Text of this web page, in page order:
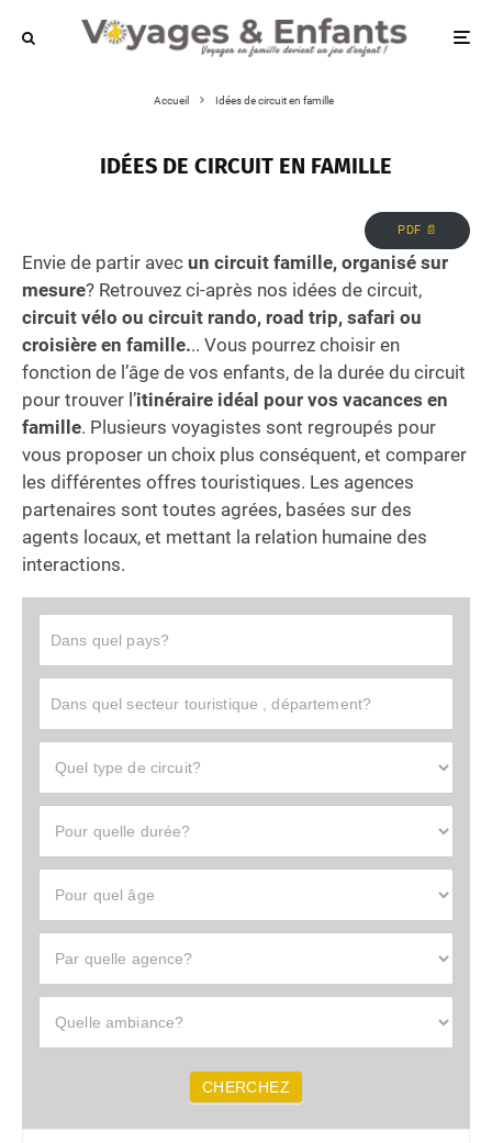
Accueil Idées de circuit en famille
IDÉES DE CIRCUIT EN FAMILLE
PDF 📄
Envie de partir avec un circuit famille, organisé sur
mesure? Retrouvez ci-après nos idées de circuit,
circuit vélo ou circuit rando, road trip, safari ou
croisière en famille... Vous pourrez choisir en
fonction de l’âge de vos enfants, de la durée du circuit
pour trouver l’itinéraire idéal pour vos vacances en
famille. Plusieurs voyagistes sont regroupés pour
vous proposer un choix plus conséquent, et comparer
les différentes offres touristiques. Les agences
partenaires sont toutes agrées, basées sur des
agents locaux, et mettant la relation humaine des
interactions.
D
r
e
A
e
e
CHERCHEZ